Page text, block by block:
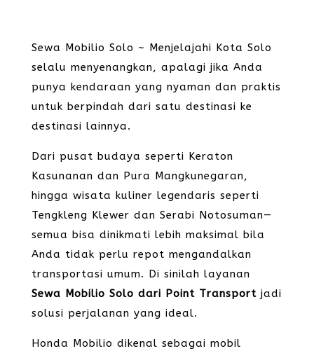
Sewa Mobilio Solo ~ Menjelajahi Kota Solo
selalu menyenangkan, apalagi jika Anda
punya kendaraan yang nyaman dan praktis
untuk berpindah dari satu destinasi ke
destinasi lainnya.
Dari pusat budaya seperti Keraton
Kasunanan dan Pura Mangkunegaran,
hingga wisata kuliner legendaris seperti
Tengkleng Klewer dan Serabi Notosuman—
semua bisa dinikmati lebih maksimal bila
Anda tidak perlu repot mengandalkan
transportasi umum. Di sinilah layanan
Sewa Mobilio Solo dari Point Transportjadi
solusi perjalanan yang ideal.
Honda Mobilio dikenal sebagai mobil